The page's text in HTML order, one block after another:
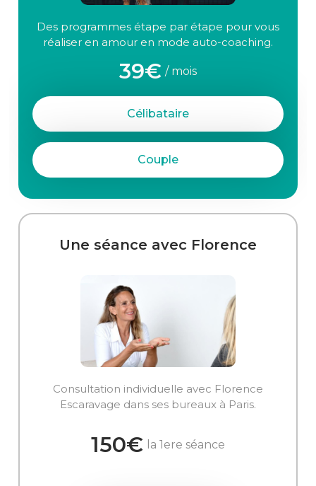
Des programmes étape par étape pour vous
réaliser en amour en mode auto-coaching.
39€ / mois
Célibataire
Couple
Une séance avec Florence
Consultation individuelle avec Florence
Escaravage dans ses bureaux à Paris.
150€ la 1ere séance